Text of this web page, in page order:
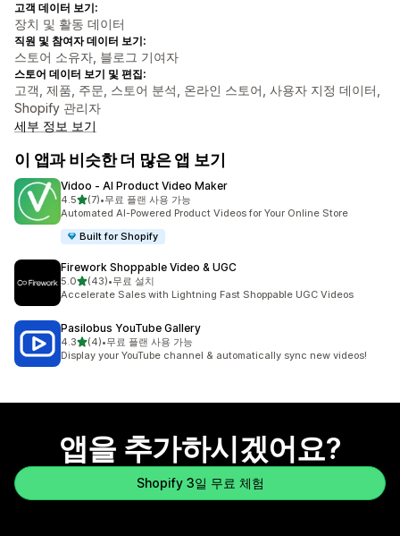
고객 데이터 보기:
장치 및 활동 데이터
직원 및 참여자 데이터 보기:
스토어 소유자, 블로그 기여자
스토어 데이터 보기 및 편집:
고객, 제품, 주문, 스토어 분석, 온라인 스토어, 사용자 지정 데이터,
Shopify 관리자
세부 정보 보기
이 앱과 비슷한 더 많은 앱 보기
Vidoo ‑ AI Product Video Maker
4.5별 5개 중
(7)
총 리뷰 7개
•무료 플랜 사용 가능
Automated AI-Powered Product Videos for Your Online Store
Built for Shopify
Firework Shoppable Video & UGC
5.0별 5개 중
(43)
총 리뷰 43개
•무료 설치
Accelerate Sales with Lightning Fast Shoppable UGC Videos
Pasilobus YouTube Gallery
4.3별 5개 중
(4)
총 리뷰 4개
•무료 플랜 사용 가능
Display your YouTube channel & automatically sync new videos!
앱을 추가하시겠어요?
Shopify 3일 무료 체험